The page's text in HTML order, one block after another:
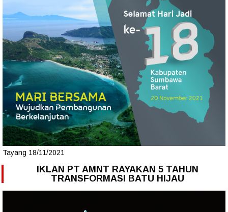
Tayang 18/11/2021
IKLAN PT AMNT RAYAKAN 5 TAHUN
TRANSFORMASI BATU HIJAU